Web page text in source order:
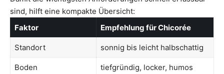
sind, hilft eine kompakte Übersicht:
Faktor
Empfehlung für Chicorée
Standort sonnig bis leicht halbschattig
Boden tiefgründig, locker, humos